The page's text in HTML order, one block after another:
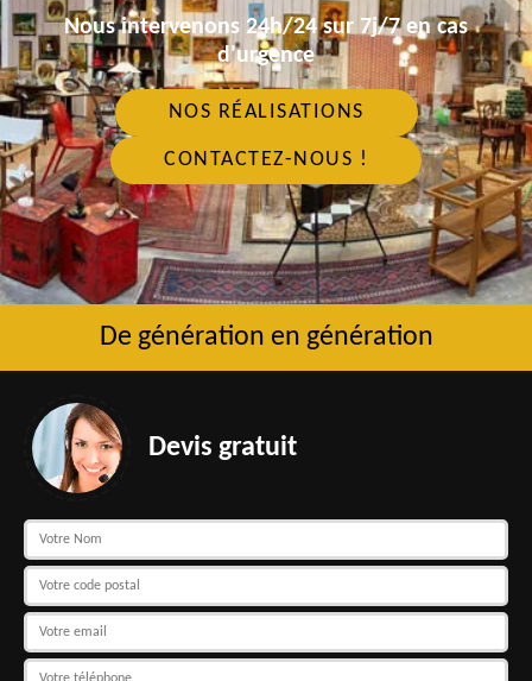
Nous intervenons 24h/24 sur 7j/7 en cas
d'urgence
NOS RÉALISATIONS
CONTACTEZ-NOUS !
De génération en génération
Devis gratuit